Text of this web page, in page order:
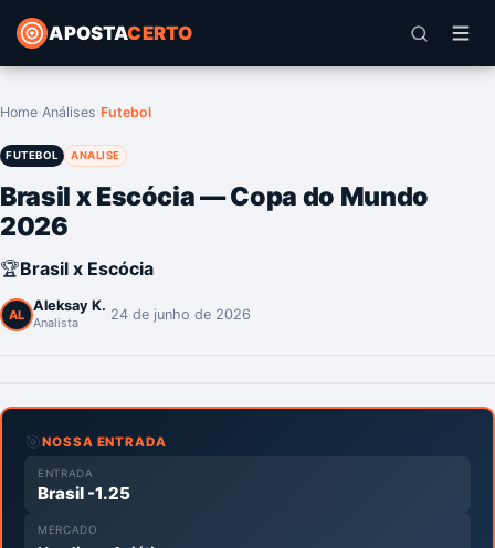
APOSTACERTO
Home Análises Futebol
FUTEBOL ANALISE
Brasil x Escócia — Copa do Mundo
2026
🏆Brasil x Escócia
AL
Aleksay K.
Analista 24 de junho de 2026
🎯NOSSA ENTRADA
ENTRADA
Brasil -1.25
MERCADO